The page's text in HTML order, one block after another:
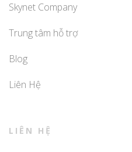
Skynet Company
Trung tâm hỗ trợ
Blog
Liên Hệ
LIÊN HỆ